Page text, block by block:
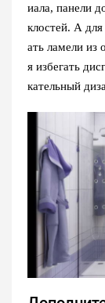
иала, панели
клостей. А
ать ламели из
я избегать
кательный